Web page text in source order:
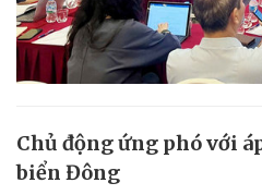
Chủ động ứng phó với
biển Đông